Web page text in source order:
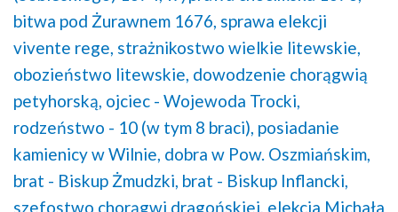
bitwa pod Żurawnem 1676, sprawa elekcji
vivente rege, strażnikostwo wielkie litewskie,
obozieństwo litewskie, dowodzenie chorągwią
petyhorską, ojciec - Wojewoda Trocki,
rodzeństwo - 10 (w tym 8 braci), posiadanie
kamienicy w Wilnie, dobra w Pow. Oszmiańskim,
brat - Biskup Żmudzki, brat - Biskup Inflancki,
szefostwo chorągwi dragońskiej, elekcja Michała